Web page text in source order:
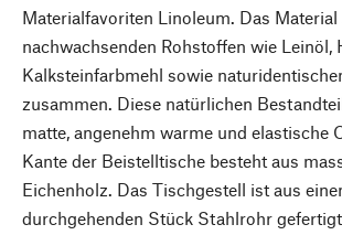
Materialfavoriten Linoleum. Das Material
nachwachsenden Rohstoffen wie Leinöl,
Kalksteinfarbmehl sowie
zusammen. Diese natürlichen
matte, angenehm warme und elastische
Kante der Beistelltische besteht aus
Eichenholz. Das Tischgestell ist aus
durchgehenden Stück Stahlrohr